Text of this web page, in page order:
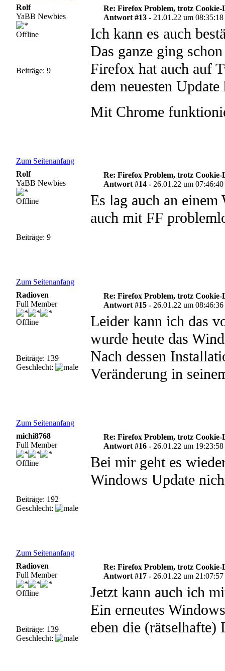
Rolf
YaBB Newbies
Offline
Beiträge: 9
Re: Firefox Problem, trotz Cookie-
Antwort #13 - 21.01.22 um 08:35:18
Ich kann es auch
Das ganze ging
Firefox hat auch auf
dem neuesten
Mit Chrome
Zum Seitenanfang
Rolf
YaBB Newbies
Offline
Beiträge: 9
Re: Firefox Problem, trotz Cookie-
Antwort #14 - 26.01.22 um 07:46:40
Es lag auch an
auch mit FF
Zum Seitenanfang
Radioven
Full Member
Offline
Beiträge: 139
Geschlecht:
Re: Firefox Problem, trotz Cookie-
Antwort #15 - 26.01.22 um 08:46:36
Leider kann ich das
wurde heute das
Nach dessen
Veränderung in
Zum Seitenanfang
michi8768
Full Member
Offline
Beiträge: 192
Geschlecht:
Re: Firefox Problem, trotz Cookie-
Antwort #16 - 26.01.22 um 19:23:58
Bei mir geht es
Windows Update
Zum Seitenanfang
Radioven
Full Member
Offline
Beiträge: 139
Geschlecht:
Re: Firefox Problem, trotz Cookie-
Antwort #17 - 26.01.22 um 21:07:57
Jetzt kann auch ich
Ein erneutes
eben die (rätselhafte)